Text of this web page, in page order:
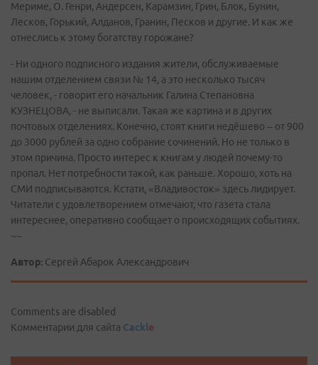
Мериме, О. Генри, Андерсен, Карамзин, Грин, Блок, Бунин,
Лесков, Горький, Алданов, Гранин, Песков и другие. И как же
отнеслись к этому богатству горожане?
- Ни одного подписного издания жители, обслуживаемые
нашим отделением связи № 14, а это несколько тысяч
человек, - говорит его начальник Галина Степановна
КУЗНЕЦОВА, - не выписали. Такая же картина и в других
почтовых отделениях. Конечно, стоят книги недёшево – от 900
до 3000 рублей за одно собрание сочинений. Но не только в
этом причина. Просто интерес к книгам у людей почему-то
пропал. Нет потребности такой, как раньше. Хорошо, хоть на
СМИ подписываются. Кстати, «Владивосток» здесь лидирует.
Читатели с удовлетворением отмечают, что газета стала
интереснее, оперативно сообщает о происходящих событиях.
~~
Автор: Сергей Абарок Александрович
Comments are disabled
Комментарии для сайта Cackle